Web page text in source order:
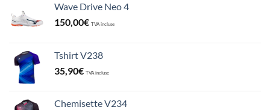
Wave Drive Neo 4
150,00€ TVA incluse
Tshirt V238
35,90€ TVA incluse
Chemisette V234